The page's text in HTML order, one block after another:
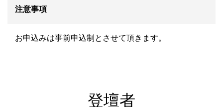
注意事項
お申込みは事前申込制とさせて頂きます。
登壇者